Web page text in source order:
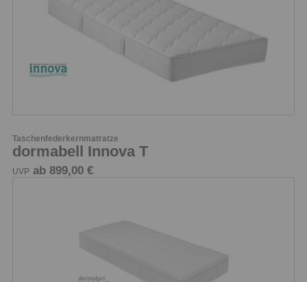
Taschenfederkernmatratze
dormabell Innova T
UVP ab 899,00 €